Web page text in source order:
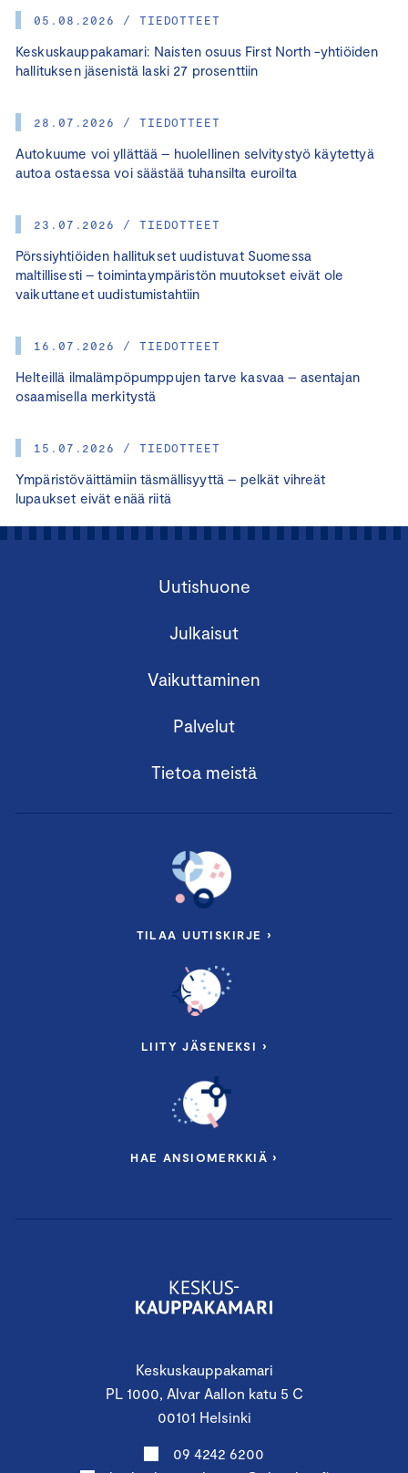
05.08.2026 / TIEDOTTEET
Keskuskauppakamari: Naisten osuus First North -yhtiöiden
hallituksen jäsenistä laski 27 prosenttiin
28.07.2026 / TIEDOTTEET
Autokuume voi yllättää – huolellinen selvitystyö käytettyä
autoa ostaessa voi säästää tuhansilta euroilta
23.07.2026 / TIEDOTTEET
Pörssiyhtiöiden hallitukset uudistuvat Suomessa
maltillisesti – toimintaympäristön muutokset eivät ole
vaikuttaneet uudistumistahtiin
16.07.2026 / TIEDOTTEET
Helteillä ilmalämpöpumppujen tarve kasvaa – asentajan
osaamisella merkitystä
15.07.2026 / TIEDOTTEET
Ympäristöväittämiin täsmällisyyttä – pelkät vihreät
lupaukset eivät enää riitä
Keskuskauppakamari
PL 1000, Alvar Aallon katu 5 C
00101 Helsinki
09 4242 6200
Uutishuone
Julkaisut
Vaikuttaminen
Palvelut
Tietoa meistä
TILAA UUTISKIRJE ›
LIITY JÄSENEKSI ›
HAE ANSIOMERKKIÄ ›